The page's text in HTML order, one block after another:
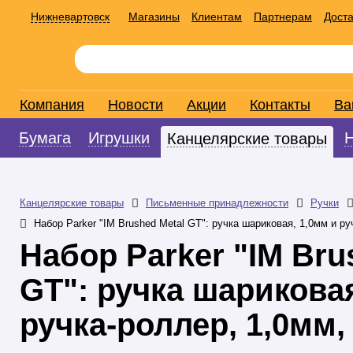
Нижневартовск Магазины Клиентам Партнерам
Компания Новости Акции Контакты
Бумага Игрушки Канцелярские товары
Канцелярские товары Письменные принадлежности
Ручки
Набор Parker "IM Brushed Metal GT": ручка шариковая, 1,0мм и
Набор Parker "IM
GT": ручка
ручка-роллер,